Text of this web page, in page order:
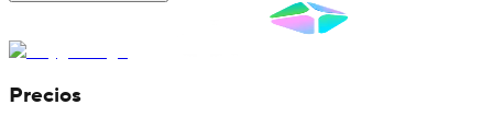
Precios